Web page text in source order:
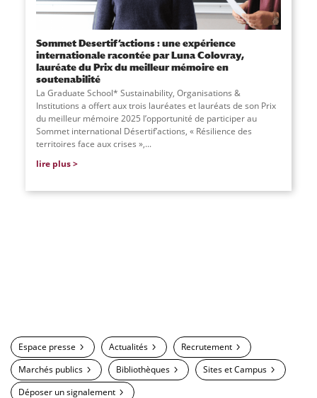
Sommet Desertif’actions : une expérience
internationale racontée par Luna Colovray,
lauréate du Prix du meilleur mémoire en
soutenabilité
La Graduate School* Sustainability, Organisations &
Institutions a offert aux trois lauréates et lauréats de son Prix
du meilleur mémoire 2025 l’opportunité de participer au
Sommet international Désertif’actions, « Résilience des
territoires face aux crises »,...
lire plus
Espace presse Actualités
Recrutement
Marchés publics
Bibliothèques
Sites et Campus
Déposer un signalement